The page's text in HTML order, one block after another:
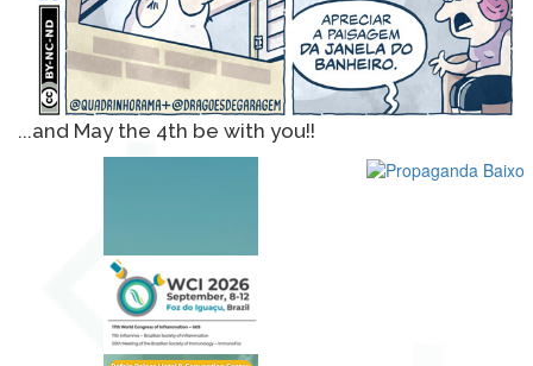
...and May the 4th be with you!!